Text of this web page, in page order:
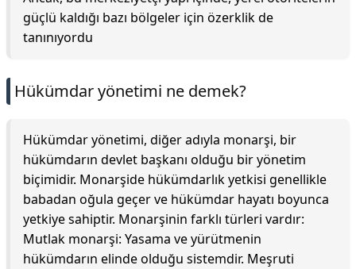
güçlü kaldığı bazı bölgeler için özerklik de
tanınıyordu
Hükümdar yönetimi ne demek?
Hükümdar yönetimi, diğer adıyla monarşi, bir
hükümdarın devlet başkanı olduğu bir yönetim
biçimidir. Monarşide hükümdarlık yetkisi genellikle
babadan oğula geçer ve hükümdar hayatı boyunca
yetkiye sahiptir. Monarşinin farklı türleri vardır:
Mutlak monarşi: Yasama ve yürütmenin
hükümdarın elinde olduğu sistemdir. Meşruti